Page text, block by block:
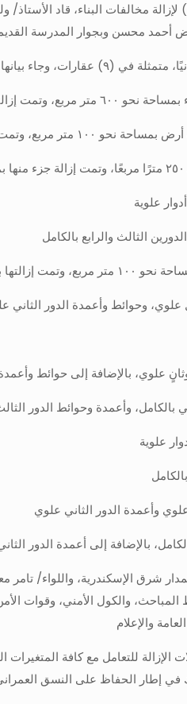
أحمد محسن وبجوار المدرسة
إزالتها بالكامل
وتمت إزالته بالكامل
علوية
الثالث والرابع بالكامل
بالكامل
وحوائط وأعمدة الدور الثاني
علوي، بالإضافة إلى حوائط
بالكامل، وأعمدة وحوائط الدور
علوية
وأعمدة الدور الثاني علوي
بالإضافة إلى أعمدة الدور
شرق الإسكندرية، واللواء/
والكول الأمني، وقوات
والإعلام
الإزالة للتعامل مع كافة
في إطار الحفاظ على النسق